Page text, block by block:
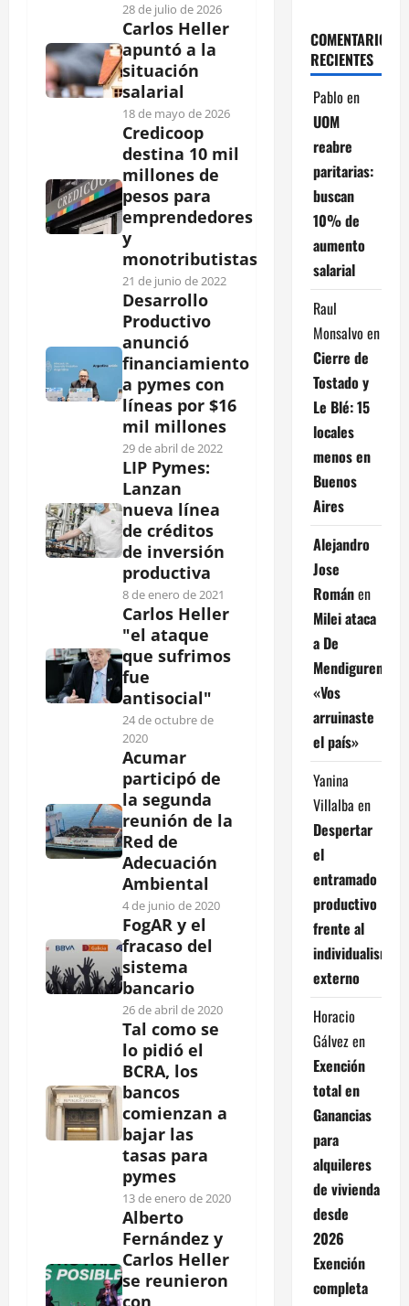
28 de julio de 2026
Carlos Heller
apuntó a la
situación
salarial
18 de mayo de 2026
Credicoop
destina 10 mil
millones de
pesos para
emprendedores
y
monotributistas
21 de junio de 2022
Desarrollo
Productivo
anunció
financiamiento
a pymes con
líneas por $16
mil millones
29 de abril de 2022
LIP Pymes:
Lanzan
nueva línea
de créditos
de inversión
productiva
8 de enero de 2021
Carlos Heller
"el ataque
que sufrimos
fue
antisocial"
24 de octubre de
2020
Acumar
participó de
la segunda
reunión de la
Red de
Adecuación
Ambiental
4 de junio de 2020
FogAR y el
fracaso del
sistema
bancario
26 de abril de 2020
Tal como se
lo pidió el
BCRA, los
bancos
comienzan a
bajar las
tasas para
pymes
13 de enero de 2020
Alberto
Fernández y
Carlos Heller
se reunieron
con
COMENTARIOS
RECIENTES
Pablo en
UOM
reabre
paritarias:
buscan
10% de
aumento
salarial
Raul
Monsalvo en
Cierre de
Tostado y
Le Blé: 15
locales
menos en
Buenos
Aires
Alejandro
Jose
Románen
Milei ataca
a De
Mendiguren:
«Vos
arruinaste
el país»
Yanina
Villalba en
Despertar
el
entramado
productivo
frente al
individualismo
externo
Horacio
Gálvezen
Exención
total en
Ganancias
para
alquileres
de vivienda
desde
2026
Exención
completa